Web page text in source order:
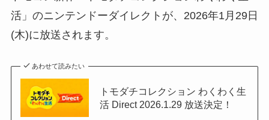
活」のニンテンドーダイレクトが、2026年1月29日
(木)に放送されます。
あわせて読みたい
トモダチコレクション わくわく生
活 Direct 2026.1.29 放送決定！